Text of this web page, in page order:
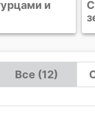
и
Все (12)